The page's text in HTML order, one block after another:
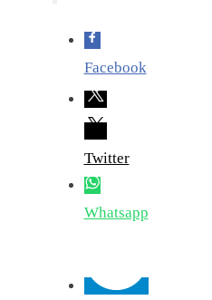
Facebook
Twitter
Whatsapp